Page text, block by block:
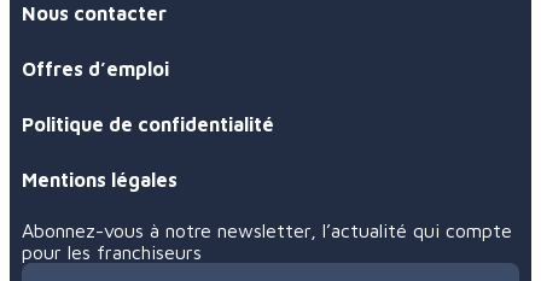
Nous contacter
Offres d’emploi
Politique de confidentialité
Mentions légales
Abonnez-vous à notre newsletter, l’actualité qui compte
pour les franchiseurs